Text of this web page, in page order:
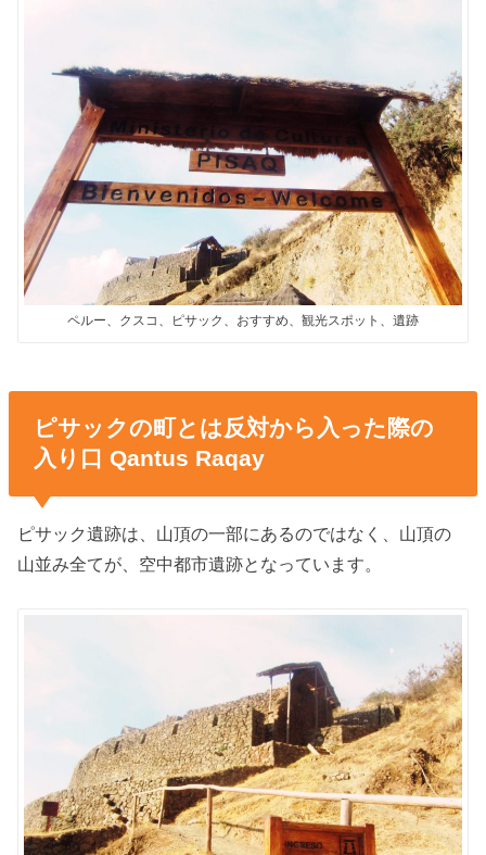
ペルー、クスコ、ピサック、おすすめ、観光スポット、遺跡
ピサックの町とは反対から入った際の
入り口 Qantus Raqay
ピサック遺跡は、山頂の一部にあるのではなく、山頂の
山並み全てが、空中都市遺跡となっています。